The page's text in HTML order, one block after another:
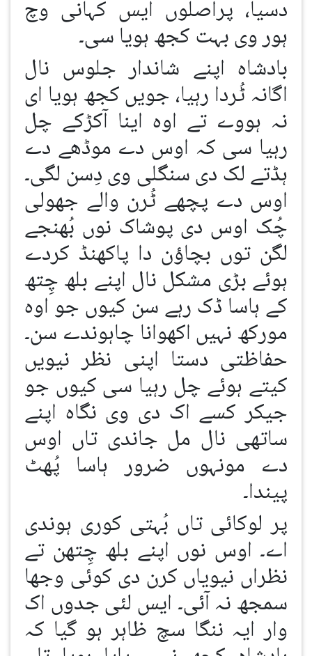
دسیا، پراصلوں ایس کہانی وچ
ہور وی بہت کجھ ہویا سی۔
بادشاہ اپنے شاندار جلوس نال
اگانہ ٹُردا رہیا، جویں کجھ ہویا ای
نہ ہووے تے اوہ اینا آکڑکے چل
رہیا سی کہ اوس دے موڈھے دے
ہڈتے لک دی سنگلی وی دِسن لگی۔
اوس دے پچھے ٹُرن والے جھولی
چُک اوس دی پوشاک نوں بُھنجے
لگن توں بچاؤن دا پاکھنڈ کردے
ہوئے بڑی مشکل نال اپنے بلھ چِتھ
کے ہاسا ڈک رہے سن کیوں جو اوہ
مورکھ نہیں اکھوانا چاہوندے سن۔
حفاظتی دستا اپنی نظر نیویں
کیتے ہوئے چل رہیا سی کیوں جو
جیکر کسے اک دی وی نگاہ اپنے
ساتھی نال مل جاندی تاں اوس
دے مونہوں ضرور ہاسا پُھٹ
پیندا۔
پر لوکائی تاں بُہتی کوری ہوندی
اے۔ اوس نوں اپنے بلھ چِتھن تے
نظراں نیویاں کرن دی کوئی وجھا
سمجھ نہ آئی۔ ایس لئی جدوں اک
وار ایہ ننگا سچ ظاہر ہو گیا کہ